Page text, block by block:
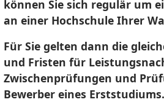
können Sie sich regulär um
an einer Hochschule Ihrer
Für Sie gelten dann die
und Fristen für
Zwischenprüfungen und
Bewerber eines Erststudiums.